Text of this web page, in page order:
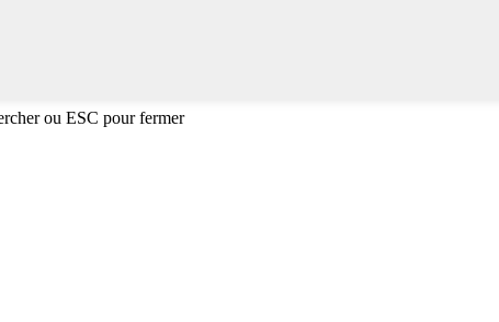
ou ESC pour fermer